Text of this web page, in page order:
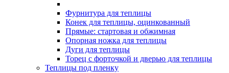
Фурнитура для теплицы
Конек для теплицы, оцинкованный
Прямые: стартовая и обжимная
Опорная ножка для теплицы
Дуги для теплицы
Торец с форточкой и дверью для теплицы
Теплицы под пленку